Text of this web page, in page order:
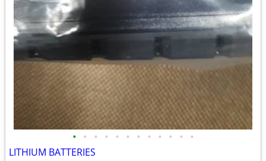
• • • • • • • • • • • •
LITHIUM BATTERIES